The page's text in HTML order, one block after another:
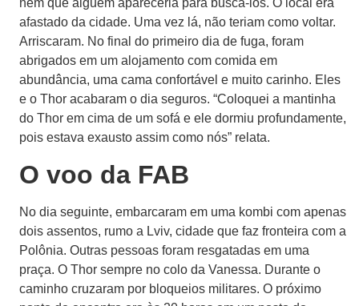
nem que alguém apareceria para buscá-los. O local era
afastado da cidade. Uma vez lá, não teriam como voltar.
Arriscaram. No final do primeiro dia de fuga, foram
abrigados em um alojamento com comida em
abundância, uma cama confortável e muito carinho. Eles
e o Thor acabaram o dia seguros. “Coloquei a mantinha
do Thor em cima de um sofá e ele dormiu profundamente,
pois estava exausto assim como nós” relata.
O voo da FAB
No dia seguinte, embarcaram em uma kombi com apenas
dois assentos, rumo a Lviv, cidade que faz fronteira com a
Polônia. Outras pessoas foram resgatadas em uma
praça. O Thor sempre no colo da Vanessa. Durante o
caminho cruzaram por bloqueios militares. O próximo